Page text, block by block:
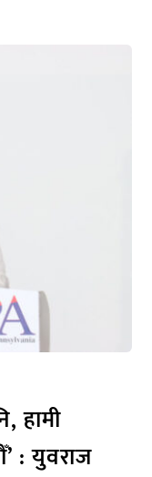
हामी
: युवराज